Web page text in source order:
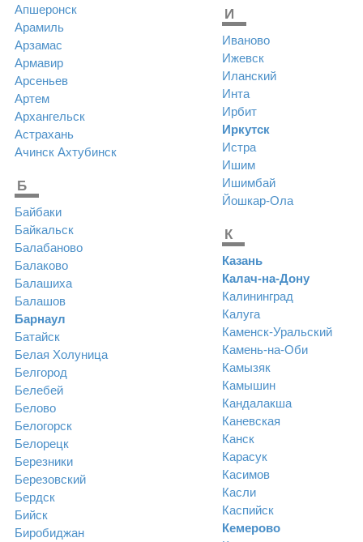
Апшеронск
Арамиль
Арзамас
Армавир
Арсеньев
Артем
Архангельск
Астрахань
Ачинск Ахтубинск
Б
Байбаки
Байкальск
Балабаново
Балаково
Балашиха
Балашов
Барнаул
Батайск
Белая Холуница
Белгород
Белебей
Белово
Белогорск
Белорецк
Березники
Березовский
Бердск
Бийск
Биробиджан
И
Иваново
Ижевск
Иланский
Инта
Ирбит
Иркутск
Истра
Ишим
Ишимбай
Йошкар-Ола
К
Казань
Калач-на-Дону
Калининград
Калуга
Каменск-Уральский
Камень-на-Оби
Камызяк
Камышин
Кандалакша
Каневская
Канск
Карасук
Касимов
Касли
Каспийск
Кемерово